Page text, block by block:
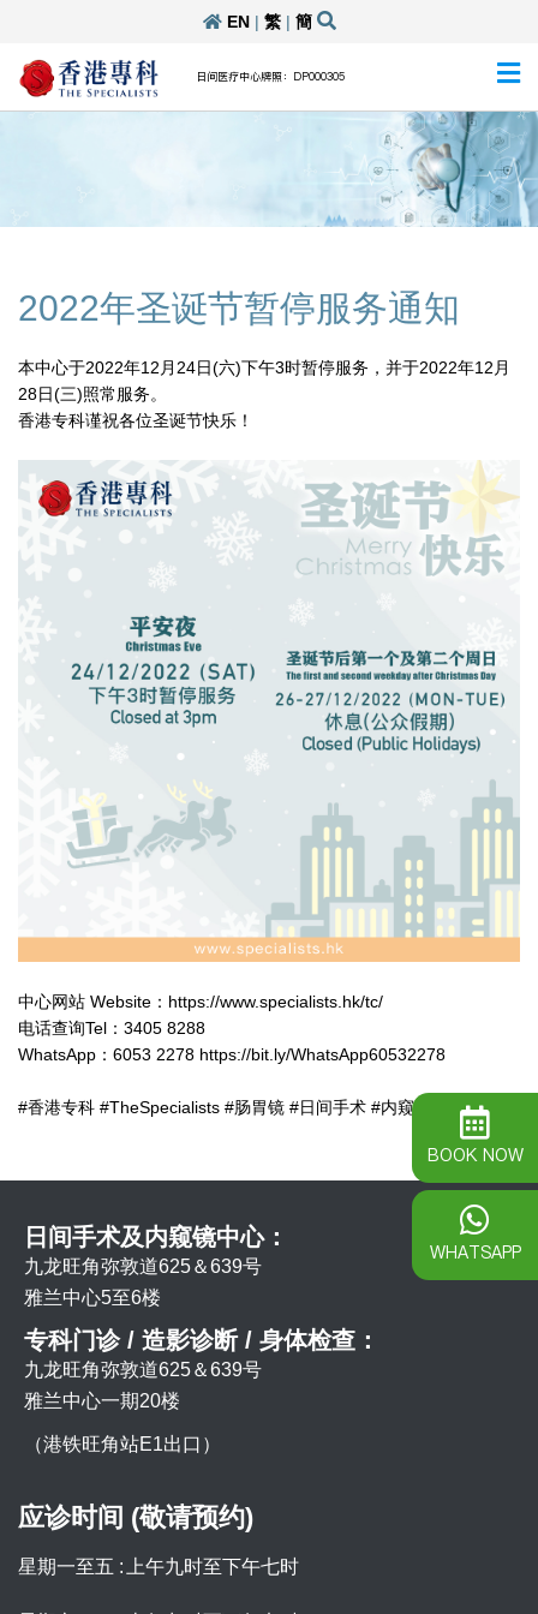
EN| 繁| 簡
日间医疗中心牌照：DP000305
2022年圣诞节暂停服务通知
本中心于2022年12月24日(六)下午3时暂停服务，并于2022年12月
28日(三)照常服务。
香港专科谨祝各位圣诞节快乐！
中心网站 Website：https://www.specialists.hk/tc/
电话查询Tel：3405 8288
WhatsApp：6053 2278 https://bit.ly/WhatsApp60532278
#香港专科 #TheSpecialists #肠胃镜 #日间手术 #内窥镜
日间手术及内窥镜中心：
九龙旺角弥敦道625＆639号
雅兰中心5至6楼
专科门诊 / 造影诊断 / 身体检查：
九龙旺角弥敦道625＆639号
雅兰中心一期20楼
（港铁旺角站E1出口）
应诊时间 (敬请预约)
星期一至五 : 上午九时至下午七时
BOOK NOW
WHATSAPP